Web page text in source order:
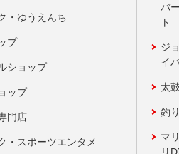
・ゆうえんち
プ
ショップ
ップ
門店
・スポーツエンタメ
バ
ト
ジ
イ
太
釣
マ